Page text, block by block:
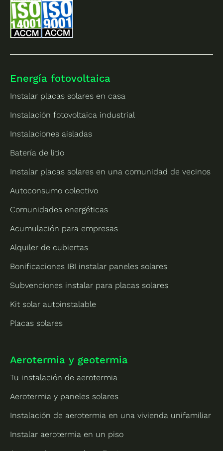
Energía fotovoltaica
Instalar placas solares en casa
Instalación fotovoltaica industrial
Instalaciones aisladas
Batería de litio
Instalar placas solares en una comunidad de vecinos
Autoconsumo colectivo
Comunidades energéticas
Acumulación para empresas
Alquiler de cubiertas
Bonificaciones IBI instalar paneles solares
Subvenciones instalar para placas solares
Kit solar autoinstalable
Placas solares
Aerotermia y geotermia
Tu instalación de aerotermia
Aerotermia y paneles solares
Instalación de aerotermia en una vivienda unifamiliar
Instalar aerotermia en un piso